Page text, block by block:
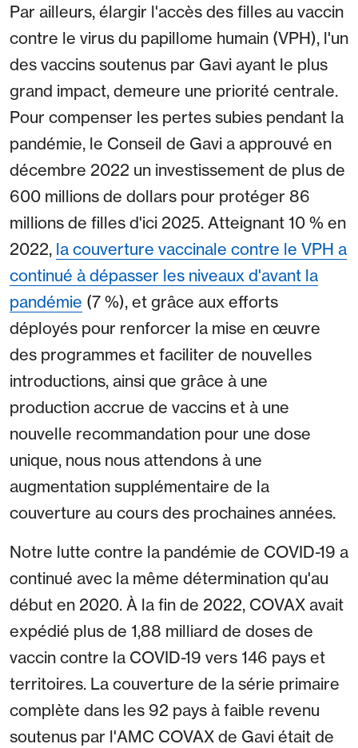
Par ailleurs, élargir l'accès des filles au vaccin
contre le virus du papillome humain (VPH), l'un
des vaccins soutenus par Gavi ayant le plus
grand impact, demeure une priorité centrale.
Pour compenser les pertes subies pendant la
pandémie, le Conseil de Gavi a approuvé en
décembre 2022 un investissement de plus de
600 millions de dollars pour protéger 86
millions de filles d'ici 2025. Atteignant 10 % en
2022, la couverture vaccinale contre le VPH a
continué à dépasser les niveaux d'avant la
pandémie (7 %), et grâce aux efforts
déployés pour renforcer la mise en œuvre
des programmes et faciliter de nouvelles
introductions, ainsi que grâce à une
production accrue de vaccins et à une
nouvelle recommandation pour une dose
unique, nous nous attendons à une
augmentation supplémentaire de la
couverture au cours des prochaines années.
Notre lutte contre la pandémie de COVID-19 a
continué avec la même détermination qu'au
début en 2020. À la fin de 2022, COVAX avait
expédié plus de 1,88 milliard de doses de
vaccin contre la COVID-19 vers 146 pays et
territoires. La couverture de la série primaire
complète dans les 92 pays à faible revenu
soutenus par l'AMC COVAX de Gavi était de